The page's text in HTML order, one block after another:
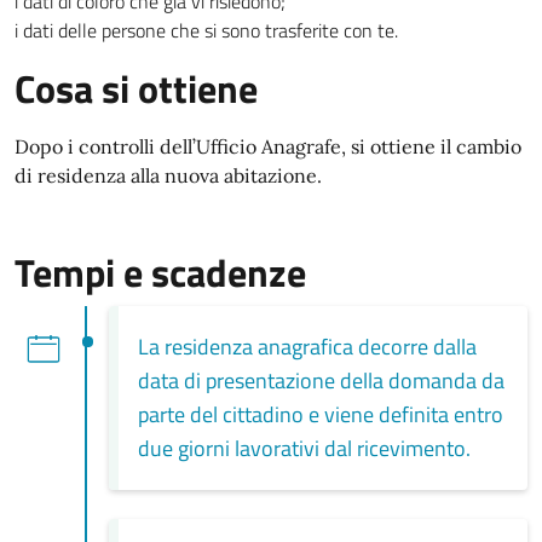
i dati delle persone che si sono trasferite con te.
Cosa si ottiene
Dopo i controlli dell’Ufficio Anagrafe, si ottiene il cambio
di residenza alla nuova abitazione.
Tempi e scadenze
La residenza anagrafica decorre dalla
data di presentazione della domanda da
parte del cittadino e viene definita entro
due giorni lavorativi dal ricevimento.